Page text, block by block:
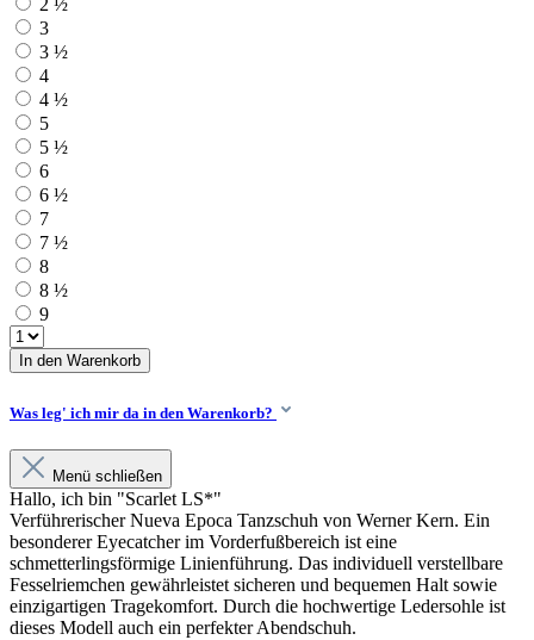
3
3 ½
4
4 ½
5
5 ½
6
6 ½
7
7 ½
8
8 ½
9
In den Warenkorb
Was leg' ich mir da in den Warenkorb?
Menü schließen
Hallo, ich bin "Scarlet LS*"
Verführerischer Nueva Epoca Tanzschuh von Werner Kern. Ein
besonderer Eyecatcher im Vorderfußbereich ist eine
schmetterlingsförmige Linienführung. Das individuell verstellbare
Fesselriemchen gewährleistet sicheren und bequemen Halt sowie
einzigartigen Tragekomfort. Durch die hochwertige Ledersohle ist
dieses Modell auch ein perfekter Abendschuh.